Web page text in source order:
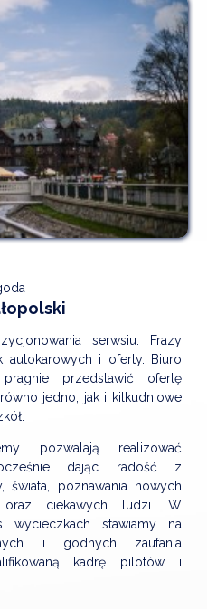
serwsiu. Frazy
autokarowych i oferty. Biuro
przedstawić ofertę
jedno, jak i kilkudniowe
pozwalają realizować
dając radość z
świata, poznawania nowych
ciekawych ludzi. W
wycieczkach stawiamy na
i godnych zaufania
kadrę pilotów i